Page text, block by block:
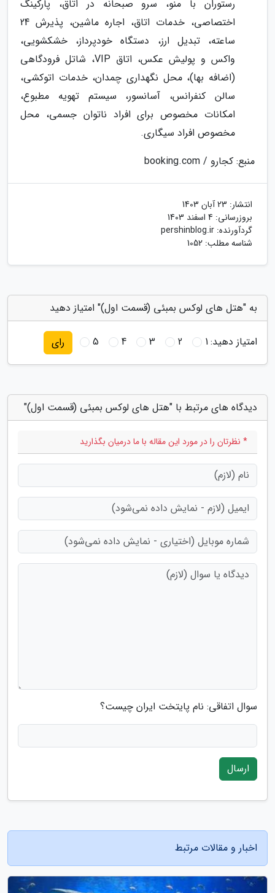
رستوران با منو، سرو صبحانه در اتاق، پارکینگ
اختصاصی، خدمات اتاق، اجاره ماشین، پذیرش 24
ساعته، تبدیل ارز، دستگاه خودپرداز، خشکشویی،
واکس و پولیش عکس، اتاق VIP، شاتل فرودگاهی
(اضافه بها)، محل نگهداری چمدان، خدمات اتوکشی،
سالن کنفرانس، آسانسور، سیستم تهویه مطبوع،
امکانات مخصوص برای افراد ناتوان جسمی، محل
مخصوص افراد سیگاری.
منبع: کجارو / booking.com
انتشار: 23 آبان 1403
بروزرسانی: 4 اسفند 1403
گردآورنده: pershinblog.ir
شناسه مطلب: 1052
به "هتل های لوکس بمبئی (قسمت اول)" امتیاز دهید
امتیاز دهید:1
2
3
4
5 رای
دیدگاه های مرتبط با "هتل های لوکس بمبئی (قسمت اول)"
* نظرتان را در مورد این مقاله با ما درمیان بگذارید
سوال اتفاقی: نام پایتخت ایران چیست؟
ارسال
اخبار و مقالات مرتبط